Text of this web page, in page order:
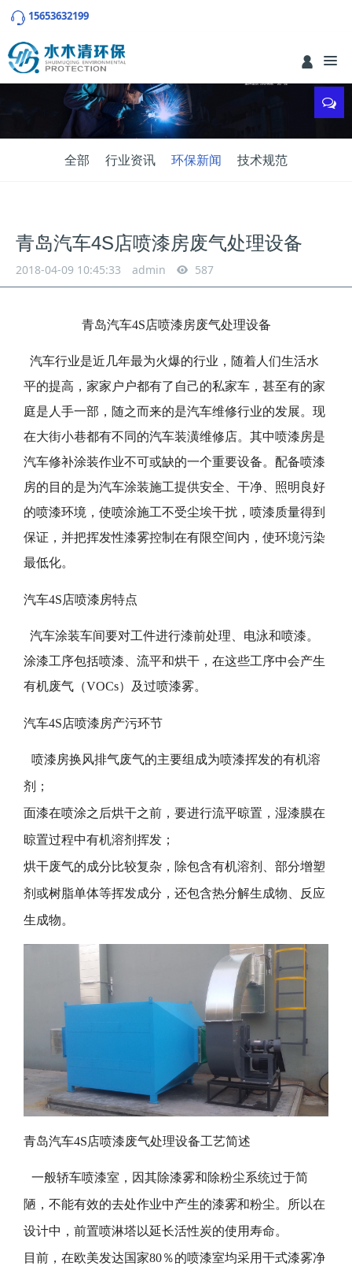
15653632199
全部 行业资讯 环保新闻 技术规范
青岛汽车4S店喷漆房废气处理设备
2018-04-09 10:45:33 admin 587
青岛汽车4S店喷漆房废气处理设备
汽车行业是近几年最为火爆的行业，随着人们生活水
平的提高，家家户户都有了自己的私家车，甚至有的家
庭是人手一部，随之而来的是汽车维修行业的发展。现
在大街小巷都有不同的汽车装潢维修店。其中喷漆房是
汽车修补涂装作业不可或缺的一个重要设备。配备喷漆
房的目的是为汽车涂装施工提供安全、干净、照明良好
的喷漆环境，使喷涂施工不受尘埃干扰，喷漆质量得到
保证，并把挥发性漆雾控制在有限空间内，使环境污染
最低化。
汽车4S店喷漆房特点
汽车涂装车间要对工件进行漆前处理、电泳和喷漆。
涂漆工序包括喷漆、流平和烘干，在这些工序中会产生
有机废气（VOCs）及过喷漆雾。
汽车4S店喷漆房产污环节
喷漆房换风排气废气的主要组成为喷漆挥发的有机溶
剂；
面漆在喷涂之后烘干之前，要进行流平晾置，湿漆膜在
晾置过程中有机溶剂挥发；
烘干废气的成分比较复杂，除包含有机溶剂、部分增塑
剂或树脂单体等挥发成分，还包含热分解生成物、反应
生成物。
青岛汽车4S店喷漆废气处理设备工艺简述
一般轿车喷漆室，因其除漆雾和除粉尘系统过于简
陋，不能有效的去处作业中产生的漆雾和粉尘。所以在
设计中，前置喷淋塔以延长活性炭的使用寿命。
目前， 在欧美发达国家80％的喷漆室均采用干式漆雾净